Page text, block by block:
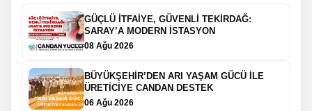
GÜÇLÜ İTFAİYE, GÜVENLİ TEKİRDAĞ:
SARAY’A MODERN İSTASYON
08 Ağu 2026
BÜYÜKŞEHİR’DEN ARI YAŞAM GÜCÜ İLE
ÜRETİCİYE CANDAN DESTEK
06 Ağu 2026